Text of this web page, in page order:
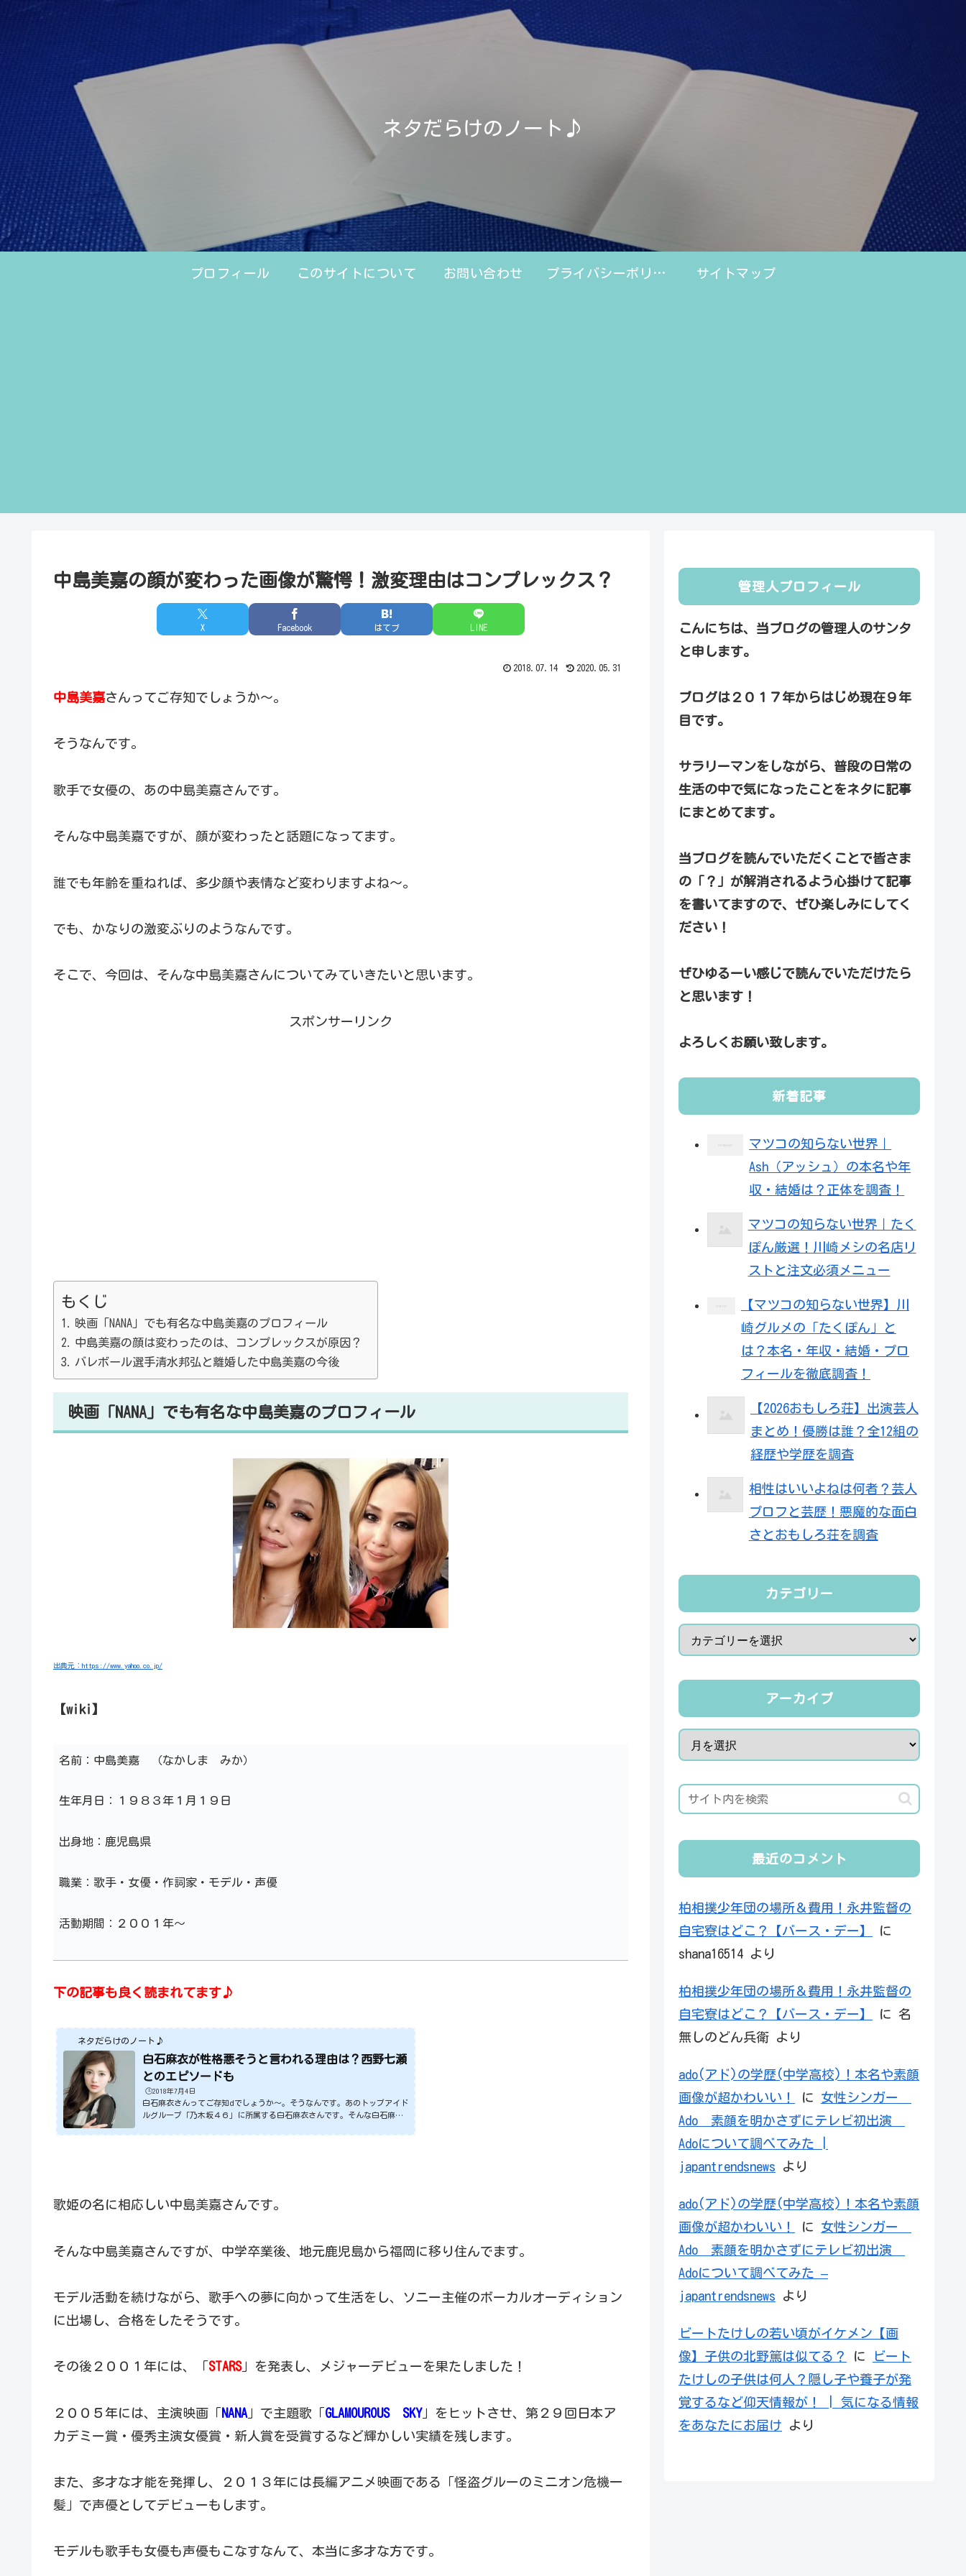
ネタだらけのノート♪
プロフィール このサイトについて お問い合わせ プライバシーポリシー サイトマップ
中島美嘉の顔が変わった画像が驚愕！激変理由はコンプレックス？
X Facebook はてブ LINE
2018.07.14 2020.05.31
中島美嘉さんってご存知でしょうか～。
そうなんです。
歌手で女優の、あの中島美嘉さんです。
そんな中島美嘉ですが、顔が変わったと話題になってます。
誰でも年齢を重ねれば、多少顔や表情など変わりますよね～。
でも、かなりの激変ぶりのようなんです。
そこで、今回は、そんな中島美嘉さんについてみていきたいと思います。
スポンサーリンク
もくじ
映画「NANA」でも有名な中島美嘉のプロフィール
中島美嘉の顔は変わったのは、コンプレックスが原因？
バレボール選手清水邦弘と離婚した中島美嘉の今後
映画「NANA」でも有名な中島美嘉のプロフィール
出典元：https://www.yahoo.co.jp/
【wiki】
名前：中島美嘉 （なかしま みか）
生年月日：１９８３年１月１９日
出身地：鹿児島県
職業：歌手・女優・作詞家・モデル・声優
活動期間：２００１年～
下の記事も良く読まれてます♪
ネタだらけのノート♪
白石麻衣が性格悪そうと言われる理由は？西野七瀬
とのエピソードも
🕒️2018年7月4日
白石麻衣さんってご存知dでしょうか～。そうなんです。あのトップアイド
ルグループ「乃木坂４６」に所属する白石麻衣さんです。そんな白石麻衣
歌姫の名に相応しい中島美嘉さんです。
そんな中島美嘉さんですが、中学卒業後、地元鹿児島から福岡に移り住んでます。
モデル活動を続けながら、歌手への夢に向かって生活をし、ソニー主催のボーカルオーディション
に出場し、合格をしたそうです。
その後２００１年には、「STARS」を発表し、メジャーデビューを果たしました！
２００５年には、主演映画「 NANA 」で主題歌「GLAMOUROUS SKY」をヒットさせ、第２９回日本ア
カデミー賞・優秀主演女優賞・新人賞を受賞するなど輝かしい実績を残します。
また、多才な才能を発揮し、２０１３年には長編アニメ映画である「怪盗グルーのミニオン危機一
髪」で声優としてデビューもします。
モデルも歌手も女優も声優もこなすなんて、本当に多才な方です。
管理人プロフィール
こんにちは、当ブログの管理人のサンタ
と申します。
ブログは２０１７年からはじめ現在９年
目です。
サラリーマンをしながら、普段の日常の
生活の中で気になったことをネタに記事
にまとめてます。
当ブログを読んでいただくことで皆さま
の「？」が解消されるよう心掛けて記事
を書いてますので、ぜひ楽しみにしてく
ださい！
ぜひゆるーい感じで読んでいただけたら
と思います！
よろしくお願い致します。
新着記事
マツコの知らない世界｜
Ash（アッシュ）の本名や年
収・結婚は？正体を調査！
マツコの知らない世界｜たく
ぽん厳選！川崎メシの名店リ
ストと注文必須メニュー
【マツコの知らない世界】川
崎グルメの「たくぽん」と
は？本名・年収・結婚・プロ
フィールを徹底調査！
【2026おもしろ荘】出演芸人
まとめ！優勝は誰？全12組の
経歴や学歴を調査
相性はいいよねは何者？芸人
プロフと芸歴！悪魔的な面白
さとおもしろ荘を調査
カテゴリー
アーカイブ
最近のコメント
柏相撲少年団の場所＆費用！永井監督の
自宅寮はどこ？【バース・デー】
に
shana16514 より
柏相撲少年団の場所＆費用！永井監督の
自宅寮はどこ？【バース・デー】
に 名
無しのどん兵衛 より
ado(アド)の学歴(中学高校)！本名や素顔
画像が超かわいい！
に 女性シンガー
Ado 素顔を明かさずにテレビ初出演
Adoについて調べてみた |
japantrendsnews より
ado(アド)の学歴(中学高校)！本名や素顔
画像が超かわいい！
に 女性シンガー
Ado 素顔を明かさずにテレビ初出演
Adoについて調べてみた –
japantrendsnews より
ビートたけしの若い頃がイケメン【画
像】子供の北野篤は似てる？
に
ビート
たけしの子供は何人？隠し子や養子が発
覚するなど仰天情報が！ | 気になる情報
をあなたにお届け より